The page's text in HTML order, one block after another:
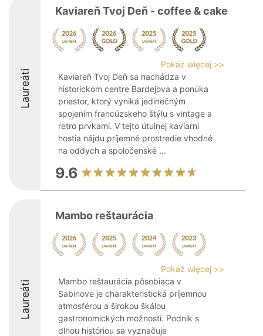
Laureáti
Kaviareň Tvoj Deň - coffee & cake
Pokaż więcej >>
Kaviareň Tvoj Deň sa nachádza v
historickom centre Bardejova a ponúka
priestor, ktorý vyniká jedinečným
spojením francúzskeho štýlu s vintage a
retro prvkami. V tejto útulnej kaviarni
hostia nájdu príjemné prostredie vhodné
na oddych a spoločenské ...
9.6
Laureáti
Mambo reštaurácia
Pokaż więcej >>
Mambo reštaurácia pôsobiaca v
Sabinove je charakteristická príjemnou
atmosférou a širokou škálou
gastronomických možností. Podnik s
dlhou históriou sa vyznačuje